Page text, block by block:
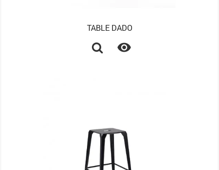
TABLE DADO
